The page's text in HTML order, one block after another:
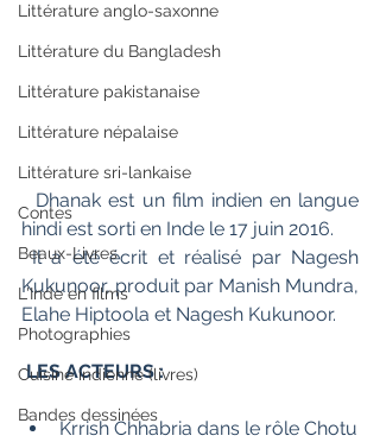
Littérature anglo-saxonne
Littérature du Bangladesh
Littérature pakistanaise
Littérature népalaise
Littérature sri-lankaise
Contes
Beaux-Livres
L'Inde en films
Photographies
Cuisine indienne (livres)
Bandes dessinées
hindi est sorti en Inde le 17 juin 2016.
Il a été écrit et réalisé par Nagesh
Kukunoor, produit par Manish Mundra,
Elahe Hiptoola et Nagesh Kukunoor.
LES ACTEURS :
Krrish Chhabria dans le rôle Chotu